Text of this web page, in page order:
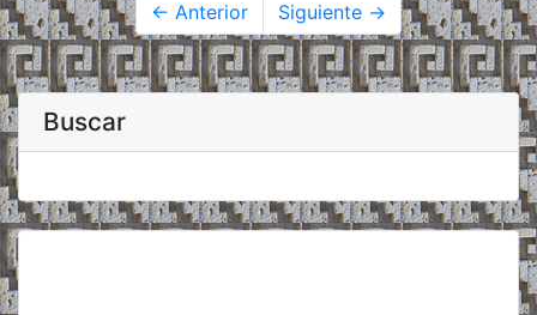
← Anterior Siguiente →
Buscar